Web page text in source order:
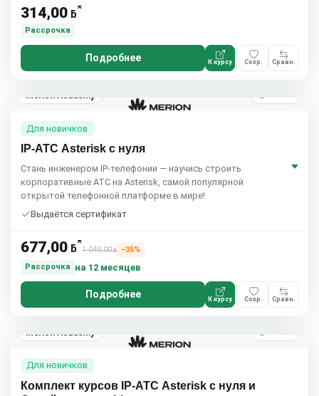
314,00 ƃ*
Рассрочка
Подробнее К курсу Сохр. Сравн.
Merion Academy
Для новичков
IP-АТС Asterisk с нуля
Стань инженером IP-телефонии — научись строить
корпоративные АТС на Asterisk, самой популярной
открытой телефонной платформе в мире!
Выдаётся сертификат
677,00 ƃ*
1 040,00ƃ
−35%
Рассрочка
на 12 месяцев
Подробнее К курсу Сохр. Сравн.
Для новичков
Комплект курсов IP-АТС Asterisk с нуля и